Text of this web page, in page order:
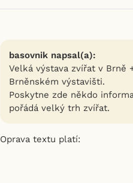
basovnik napsal(a):
Velká výstava zvířat v Brně
Brněnském výstavišti.
Poskytne zde někdo
pořádá velký trh zvířat.
Oprava textu platí: